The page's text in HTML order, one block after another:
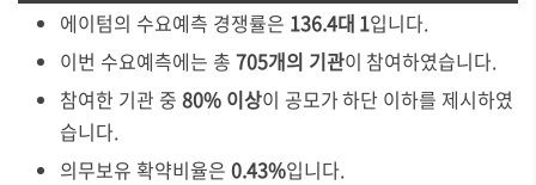
에이텀의 수요예측 경쟁률은 136.4대 1입니다.
이번 수요예측에는 총 705개의 기관이 참여하였습니다.
참여한 기관 중 80% 이상이 공모가 하단 이하를 제시하였
습니다.
의무보유 확약비율은 0.43%입니다.